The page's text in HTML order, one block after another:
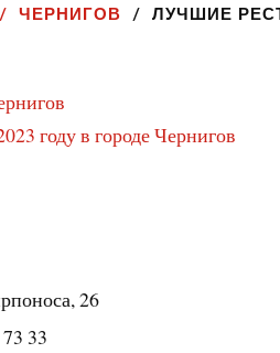
ЧЕРНИГОВ ЛУЧШИЕ
году в городе Чернигов
26
33